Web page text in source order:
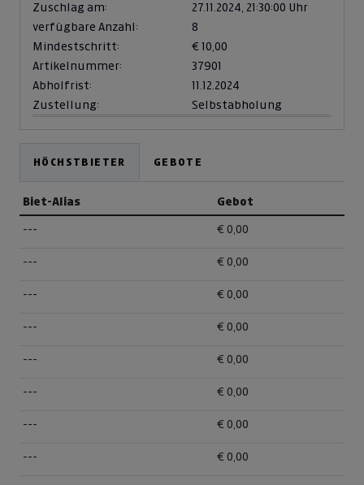
Zuschlag am:
27.11.2024, 21:30:00 Uhr
verfügbare Anzahl:
8
Mindestschritt:
€ 10,00
Artikelnummer:
37901
Abholfrist:
11.12.2024
Zustellung:
Selbstabholung
HÖCHSTBIETER GEBOTE
Biet-Alias Gebot
--- € 0,00
--- € 0,00
--- € 0,00
--- € 0,00
--- € 0,00
--- € 0,00
--- € 0,00
--- € 0,00